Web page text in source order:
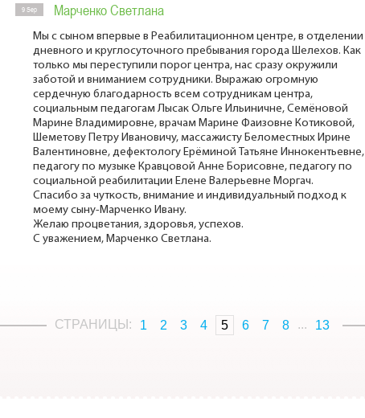
9 Sep Марченко Светлана
Мы с сыном впервые в Реабилитационном центре, в отделении
дневного и круглосуточного пребывания города Шелехов. Как
только мы переступили порог центра, нас сразу окружили
заботой и вниманием сотрудники. Выражаю огромную
сердечную благодарность всем сотрудникам центра,
социальным педагогам Лысак Ольге Ильиничне, Семёновой
Марине Владимировне, врачам Марине Фаизовне Котиковой,
Шеметову Петру Ивановичу, массажисту Беломестных Ирине
Валентиновне, дефектологу Ерёминой Татьяне Иннокентьевне,
педагогу по музыке Кравцовой Анне Борисовне, педагогу по
социальной реабилитации Елене Валерьевне Моргач.
Спасибо за чуткость, внимание и индивидуальный подход к
моему сыну-Марченко Ивану.
Желаю процветания, здоровья, успехов.
С уважением, Марченко Светлана.
СТРАНИЦЫ: 1 2 3 4 5 6 7 8 ... 13